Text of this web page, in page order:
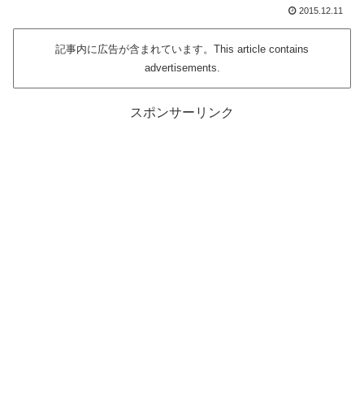
2015.12.11
記事内に広告が含まれています。This article contains
advertisements.
スポンサーリンク